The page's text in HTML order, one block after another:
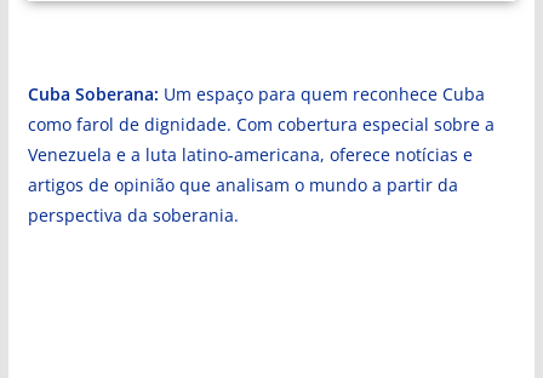
Cuba Soberana: Um espaço para quem reconhece Cuba
como farol de dignidade. Com cobertura especial sobre a
Venezuela e a luta latino-americana, oferece notícias e
artigos de opinião que analisam o mundo a partir da
perspectiva da soberania.